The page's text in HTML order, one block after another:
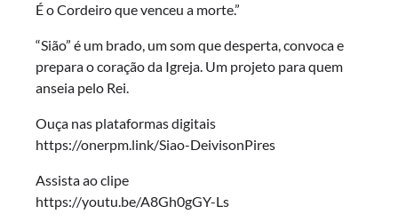
É o Cordeiro que venceu a morte.”
“Sião” é um brado, um som que desperta, convoca e
prepara o coração da Igreja. Um projeto para quem
anseia pelo Rei.
Ouça nas plataformas digitais
https://onerpm.link/Siao-DeivisonPires
Assista ao clipe
https://youtu.be/A8Gh0gGY-Ls